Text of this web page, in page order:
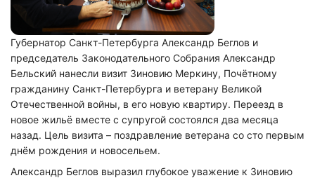
Губернатор Санкт-Петербурга Александр Беглов и
председатель Законодательного Собрания Александр
Бельский нанесли визит Зиновию Меркину, Почётному
гражданину Санкт-Петербурга и ветерану Великой
Отечественной войны, в его новую квартиру. Переезд в
новое жильё вместе с супругой состоялся два месяца
назад. Цель визита – поздравление ветерана со сто первым
днём рождения и новосельем.
Александр Беглов выразил глубокое уважение к Зиновию